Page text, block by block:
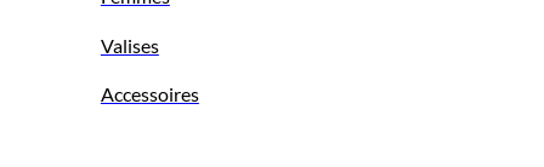
Valises
Accessoires